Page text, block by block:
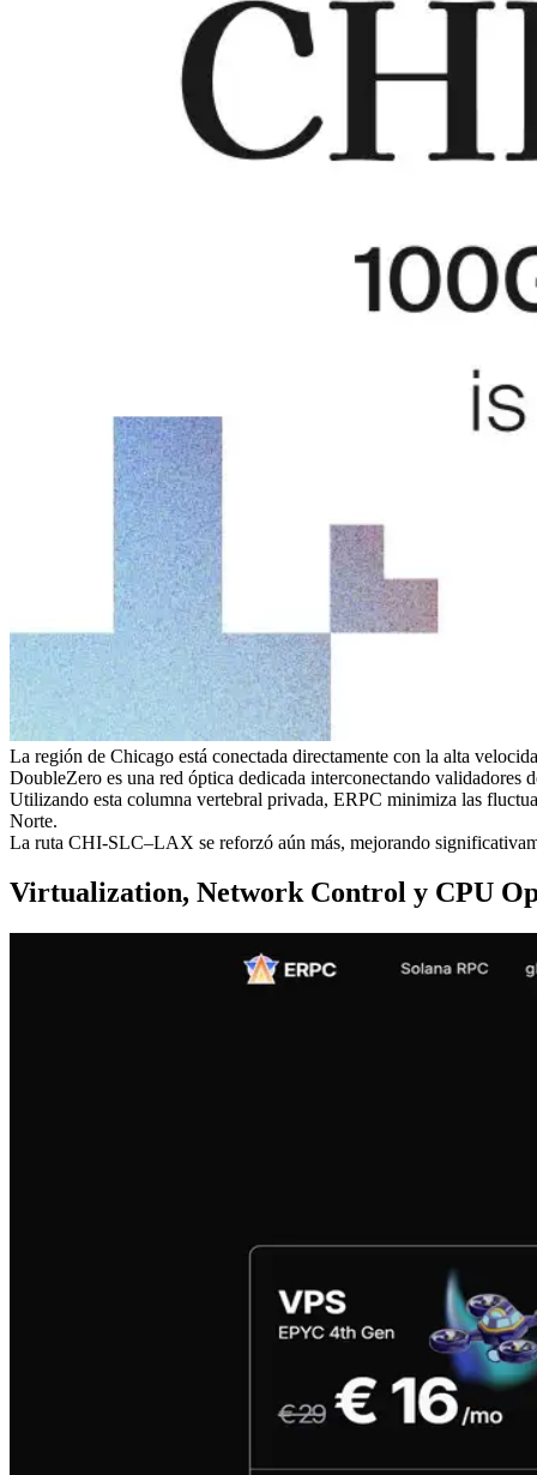
La región de Chicago está conectada directamente con la alta
DoubleZero es una red óptica dedicada interconectando
Utilizando esta columna vertebral privada, ERPC minimiza las
Norte.
La ruta CHI-SLC–LAX se reforzó aún más, mejorando
Virtualization, Network Control y CPU